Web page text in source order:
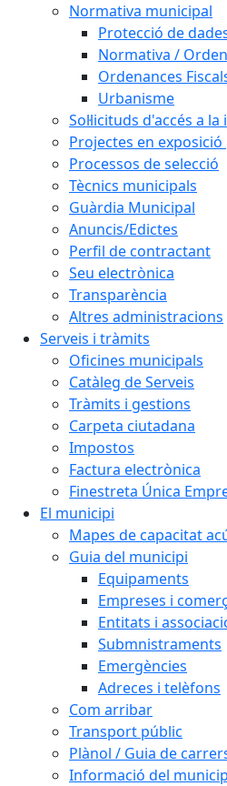
Normativa municipal
Protecció de
Normativa /
Ordenances
Urbanisme
Sol·licituds d'accés a
Projectes en exposició
Processos de selecció
Tècnics municipals
Guàrdia Municipal
Anuncis/Edictes
Perfil de contractant
Seu electrònica
Transparència
Altres administracions
Serveis i tràmits
Oficines municipals
Catàleg de Serveis
Tràmits i gestions
Carpeta ciutadana
Impostos
Factura electrònica
Finestreta Única
El municipi
Mapes de capacitat
Guia del municipi
Equipaments
Empreses i
Entitats i
Submnistraments
Emergències
Adreces i telèfons
Com arribar
Transport públic
Plànol / Guia de
Informació del